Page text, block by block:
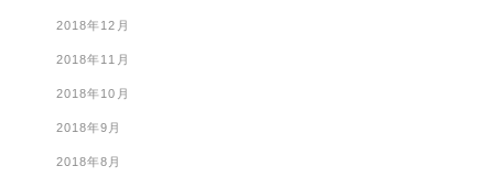
2018年12月
2018年11月
2018年10月
2018年9月
2018年8月